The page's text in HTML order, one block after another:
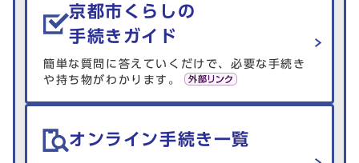
京都市くらしの
手続きガイド
簡単な質問に答えていくだけで、必要な手続き
や持ち物がわかります。
オンライン手続き一覧